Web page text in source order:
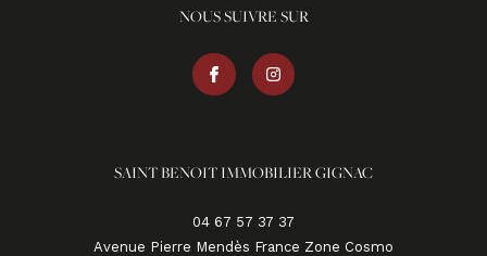
NOUS SUIVRE SUR
SAINT BENOIT IMMOBILIER GIGNAC
04 67 57 37 37
Avenue Pierre Mendès France Zone Cosmo